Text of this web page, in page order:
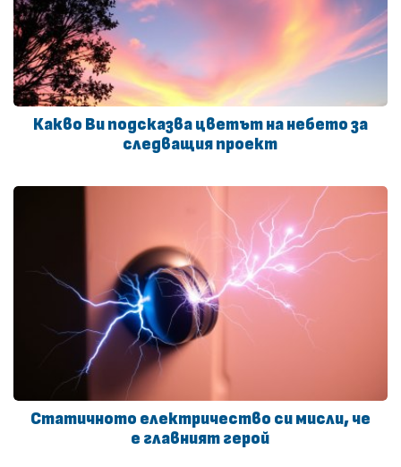
Какво Ви подсказва цветът на небето за
следващия проект
Статичното електричество си мисли, че
е главният герой